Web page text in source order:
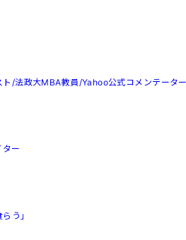
ト/法政大MBA教員/Yahoo公式コメンテータ
ー
う」